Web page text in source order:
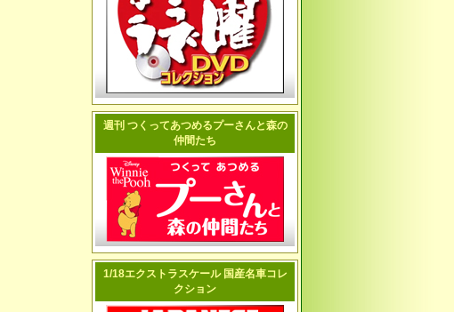
週刊 つくってあつめるプーさんと森の
仲間たち
1/18エクストラスケール 国産名車コレ
クション